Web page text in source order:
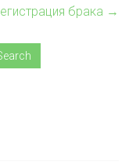
брака →